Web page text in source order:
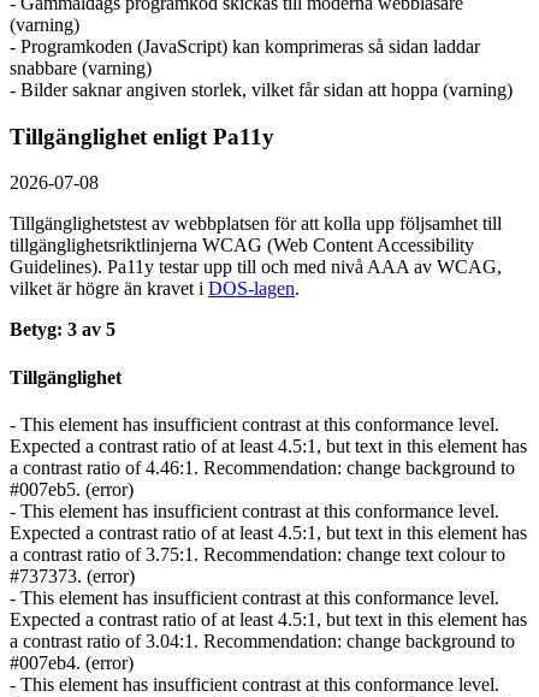
(varning)
- Programkoden (JavaScript) kan komprimeras så sidan laddar
snabbare (varning)
- Bilder saknar angiven storlek, vilket får sidan att hoppa (varning)
Tillgänglighet enligt Pa11y
2026-07-08
Tillgänglighetstest av webbplatsen för att kolla upp följsamhet till
tillgänglighets­riktlinjerna WCAG (Web Content Accessibility
Guidelines). Pa11y testar upp till och med nivå AAA av WCAG,
vilket är högre än kravet i DOS-lagen.
Betyg: 3 av 5
Tillgänglighet
- This element has insufficient contrast at this conformance level.
Expected a contrast ratio of at least 4.5:1, but text in this element has
a contrast ratio of 4.46:1. Recommendation: change background to
#007eb5. (error)
- This element has insufficient contrast at this conformance level.
Expected a contrast ratio of at least 4.5:1, but text in this element has
a contrast ratio of 3.75:1. Recommendation: change text colour to
#737373. (error)
- This element has insufficient contrast at this conformance level.
Expected a contrast ratio of at least 4.5:1, but text in this element has
a contrast ratio of 3.04:1. Recommendation: change background to
#007eb4. (error)
- This element has insufficient contrast at this conformance level.